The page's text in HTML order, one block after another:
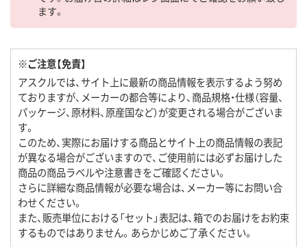
ます。
※ご注意【免責】
アスクルでは、サイト上に最新の商品情報を表示するよう努め
ておりますが、メーカーの都合等により、商品規格・仕様（容量、
パッケージ、原材料、原産国など）が変更される場合がございま
す。
このため、実際にお届けする商品とサイト上の商品情報の表記
が異なる場合がございますので、ご使用前には必ずお届けした
商品の商品ラベルや注意書きをご確認ください。
さらに詳細な商品情報が必要な場合は、メーカー等にお問い合
わせください。
また、販売単位における「セット」表記は、箱でのお届けをお約束
するものではありません。あらかじめご了承ください。